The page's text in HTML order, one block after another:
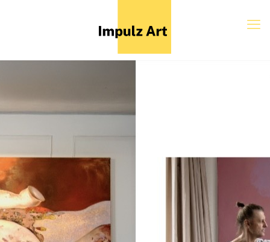
Exposities
2023 - 2025